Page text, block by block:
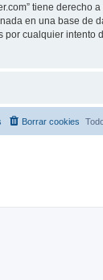
tiene derecho
en una base de
por cualquier intento
Borrar cookies